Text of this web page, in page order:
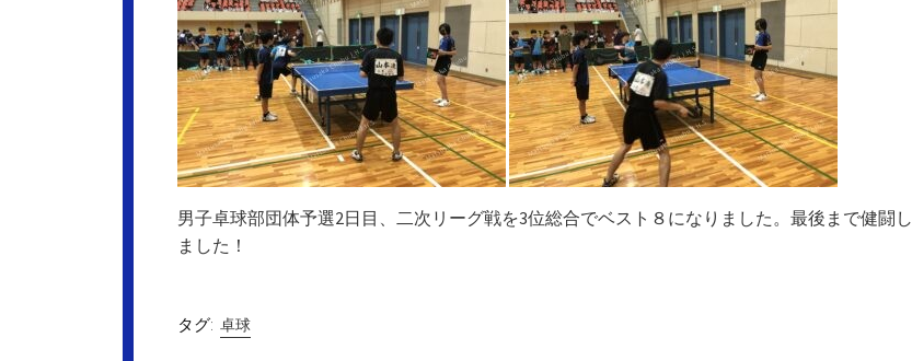
男子卓球部団体予選2日目、二次リーグ戦を3位総合でベスト８になりました。最後まで健闘し
ました！
タグ: 卓球